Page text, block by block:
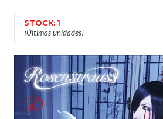
STOCK: 1
¡Últimas unidades!